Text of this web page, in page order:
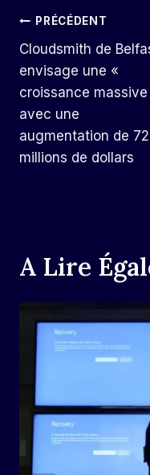
Navigation
De
L’article
PRÉCÉDENT
Cloudsmith de
envisage une «
croissance massive
avec une
augmentation de 72
millions de dollars
A Lire